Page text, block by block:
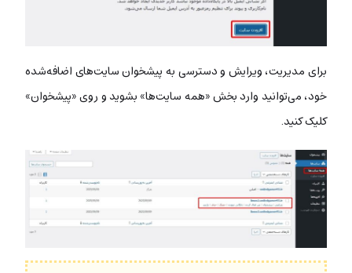
برای مدیریت، ویرایش و دسترسی به پیشخوان سایت‌های اضافه‌شده
خود، می‌توانید وارد بخش «همه سایت‌ها» بشوید و روی «پیشخوان»
کلیک کنید.